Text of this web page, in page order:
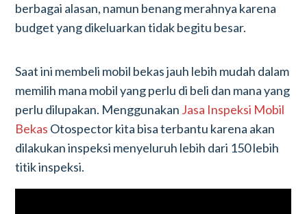
berbagai alasan, namun benang merahnya karena
budget yang dikeluarkan tidak begitu besar.
Saat ini membeli mobil bekas jauh lebih mudah dalam
memilih mana mobil yang perlu di beli dan mana yang
perlu dilupakan. Menggunakan Jasa Inspeksi Mobil
Bekas Otospector kita bisa terbantu karena akan
dilakukan inspeksi menyeluruh lebih dari 150 lebih
titik inspeksi.